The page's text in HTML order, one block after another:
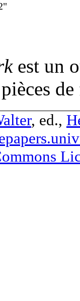
est un
, ed.,